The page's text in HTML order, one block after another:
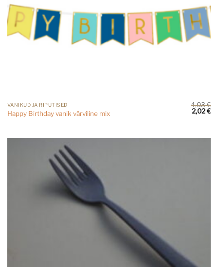
VANIKUD JA RIPUTISED
Happy Birthday vanik värviline mix
4,03€
Algne
hind
2,02€